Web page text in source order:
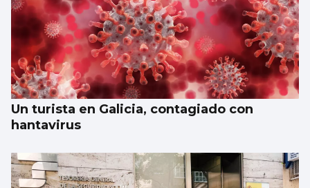
Un turista en Galicia, contagiado con
hantavirus